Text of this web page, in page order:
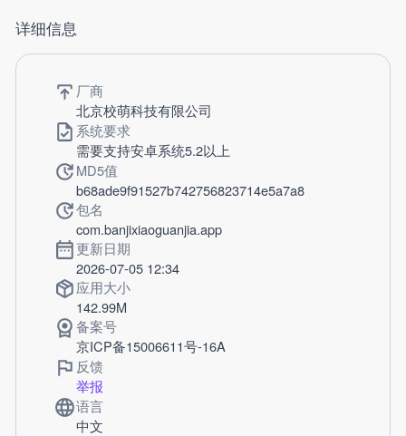
详细信息
厂商
北京校萌科技有限公司
系统要求
需要支持安卓系统5.2以上
MD5值
b68ade9f91527b742756823714e5a7a8
包名
com.banjixiaoguanjia.app
更新日期
2026-07-05 12:34
应用大小
142.99M
备案号
京ICP备15006611号-16A
反馈
举报
语言
中文